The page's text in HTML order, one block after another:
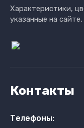
Характеристики,
указанные на
Контакты
Телефоны: